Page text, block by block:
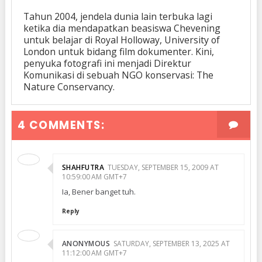
Tahun 2004, jendela dunia lain terbuka lagi
ketika dia mendapatkan beasiswa Chevening
untuk belajar di Royal Holloway, University of
London untuk bidang film dokumenter. Kini,
penyuka fotografi ini menjadi Direktur
Komunikasi di sebuah NGO konservasi: The
Nature Conservancy.
4 COMMENTS:
SHAHFUTRA TUESDAY, SEPTEMBER 15, 2009 AT
10:59:00 AM GMT+7
Ia, Bener banget tuh.
Reply
ANONYMOUS SATURDAY, SEPTEMBER 13, 2025 AT
11:12:00 AM GMT+7